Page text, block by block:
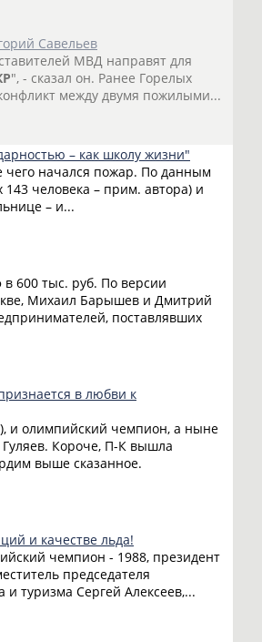
Савельев
МВД направят для
", - сказал он. Ранее Горелых
между двумя пожилыми...
– как школу жизни"
чего начался пожар. По данным
143 человека – прим. автора) и
– и...
600 тыс. руб. По версии
Михаил Барышев и Дмитрий
поставлявших
в любви к
и олимпийский чемпион, а ныне
Короче, П-К вышла
выше сказанное.
и качестве льда!
чемпион - 1988, президент
председателя
и туризма Сергей Алексеев,...